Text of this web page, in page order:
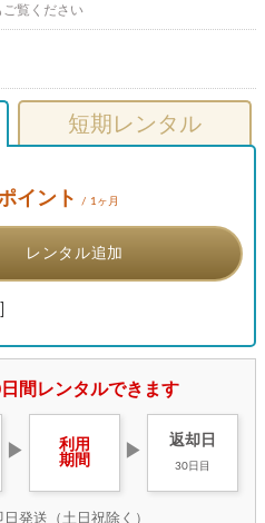
ご覧ください
短期レンタル
イント / 1ヶ月
レンタル追加
間レンタルできます
▶
利用
期間
▶
返却日
30日目
発送（土日祝除く）